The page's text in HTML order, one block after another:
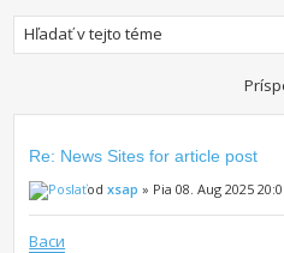
Re: News Sites for article post
odxsap » Pia 08. Aug 2025
Васи